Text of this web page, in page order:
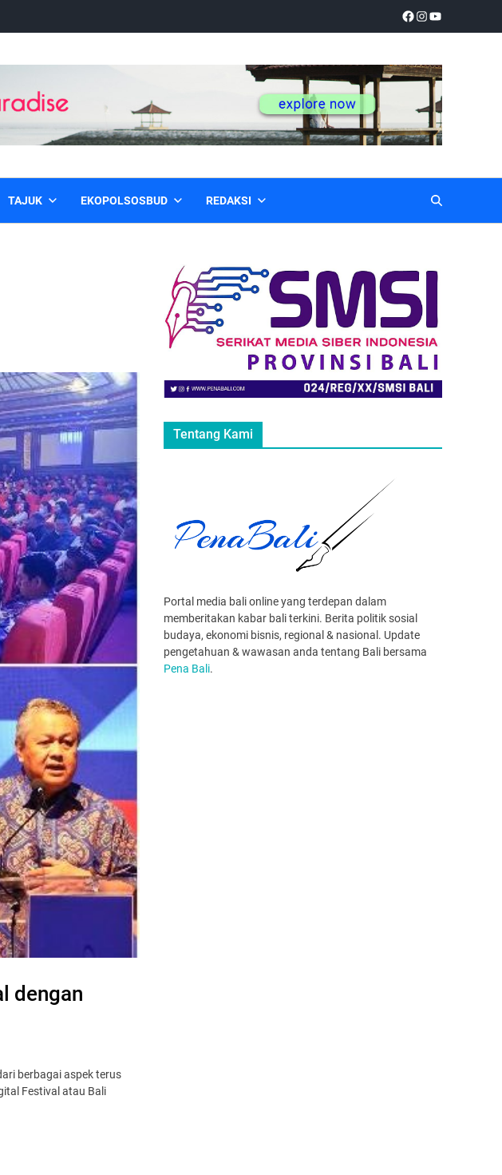
TAJUK EKOPOLSOSBUD REDAKSI
dengan
berbagai aspek terus
Festival atau Bali
Tentang Kami
Portal media bali online yang terdepan dalam
memberitakan kabar bali terkini. Berita politik sosial
budaya, ekonomi bisnis, regional & nasional. Update
pengetahuan & wawasan anda tentang Bali bersama
Pena Bali.